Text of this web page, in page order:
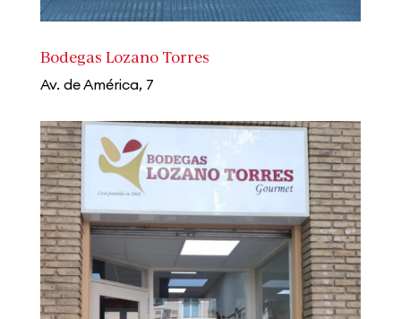
Bodegas Lozano Torres
Av. de América, 7